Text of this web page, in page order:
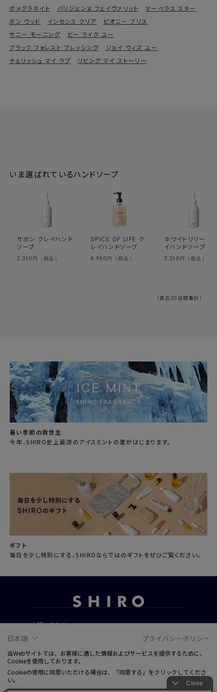
ポメグラネイト
パリジェンヌ フェイヴァリット
マーベラス スター
ボン ウッド
インセンス クリア
ピオニー ブリス
サニー モーニング
ビー ライク ユー
ブラック フォレスト ブレッシング
ジョイ ウィズ ユー
チェリッシュ マイ ラブ
リビング マイ ストーリー
いま選ばれているハンドソープ
サボン クレイハンド
ソープ
2,310 円（税込）
SPICE OF LIFE ク
レイハンドソープ
4,950 円（税込）
ホワイトリリー ク
イハンドソープ
2,310 円（税込）
（直近30日間集計）
暑い季節の救世主
今年、SHIRO史上最涼のアイスミントの夏がはじまります。
ギフト
毎日を少し特別にする、SHIROならではのギフトをぜひご覧ください。
お問い合わせ
ご利用ガイド
ご利用規約
日本語 プライバシーポリシー
当Webサイトでは、お客様に適した情報およびサービスを提供するために、
Cookieを使用しております。
Cookieの使用に同意いただける場合は、「同意する」をクリックしてくださ
い。